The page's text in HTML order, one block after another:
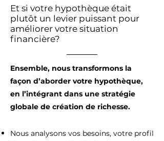
Et si votre hypothèque était
plutôt un levier puissant pour
améliorer votre situation
financière?
Ensemble, nous transformons la
façon d’aborder votre hypothèque,
en l’intégrant dans une stratégie
globale de création de richesse.
Nous analysons vos besoins, votre profil